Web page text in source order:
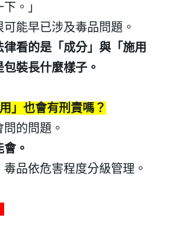
。」
能早已涉及毒品問題。
律看的是「成分」與「施用
裝長什麼樣子。
用」也會有刑責嗎？
的問題。
會。
品依危害程度分級管理。